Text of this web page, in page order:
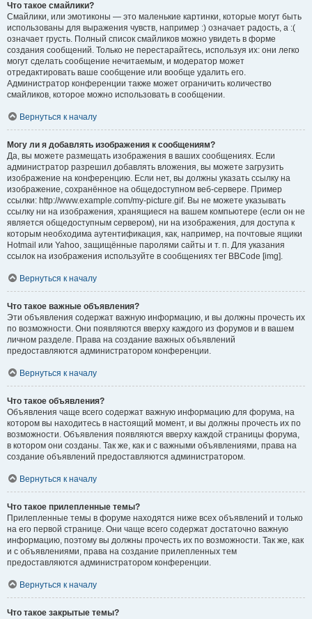
Что такое смайлики?
Смайлики, или эмотиконы — это маленькие картинки, которые могут быть
использованы для выражения чувств, например :) означает радость, а :(
означает грусть. Полный список смайликов можно увидеть в форме
создания сообщений. Только не перестарайтесь, используя их: они легко
могут сделать сообщение нечитаемым, и модератор может
отредактировать ваше сообщение или вообще удалить его.
Администратор конференции также может ограничить количество
смайликов, которое можно использовать в сообщении.
Вернуться к началу
Могу ли я добавлять изображения к сообщениям?
Да, вы можете размещать изображения в ваших сообщениях. Если
администратор разрешил добавлять вложения, вы можете загрузить
изображение на конференцию. Если нет, вы должны указать ссылку на
изображение, сохранённое на общедоступном веб-сервере. Пример
ссылки: http://www.example.com/my-picture.gif. Вы не можете указывать
ссылку ни на изображения, хранящиеся на вашем компьютере (если он не
является общедоступным сервером), ни на изображения, для доступа к
которым необходима аутентификация, как, например, на почтовые ящики
Hotmail или Yahoo, защищённые паролями сайты и т. п. Для указания
ссылок на изображения используйте в сообщениях тег BBCode [img].
Вернуться к началу
Что такое важные объявления?
Эти объявления содержат важную информацию, и вы должны прочесть их
по возможности. Они появляются вверху каждого из форумов и в вашем
личном разделе. Права на создание важных объявлений
предоставляются администратором конференции.
Вернуться к началу
Что такое объявления?
Объявления чаще всего содержат важную информацию для форума, на
котором вы находитесь в настоящий момент, и вы должны прочесть их по
возможности. Объявления появляются вверху каждой страницы форума,
в котором они созданы. Так же, как и с важными объявлениями, права на
создание объявлений предоставляются администратором.
Вернуться к началу
Что такое прилепленные темы?
Прилепленные темы в форуме находятся ниже всех объявлений и только
на его первой странице. Они чаще всего содержат достаточно важную
информацию, поэтому вы должны прочесть их по возможности. Так же, как
и с объявлениями, права на создание прилепленных тем
предоставляются администратором конференции.
Вернуться к началу
Что такое закрытые темы?